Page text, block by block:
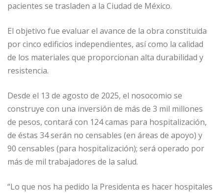
pacientes se trasladen a la Ciudad de México.
El objetivo fue evaluar el avance de la obra constituida
por cinco edificios independientes, así como la calidad
de los materiales que proporcionan alta durabilidad y
resistencia.
Desde el 13 de agosto de 2025, el nosocomio se
construye con una inversión de más de 3 mil millones
de pesos, contará con 124 camas para hospitalización,
de éstas 34 serán no censables (en áreas de apoyo) y
90 censables (para hospitalización); será operado por
más de mil trabajadores de la salud.
“Lo que nos ha pedido la Presidenta es hacer hospitales